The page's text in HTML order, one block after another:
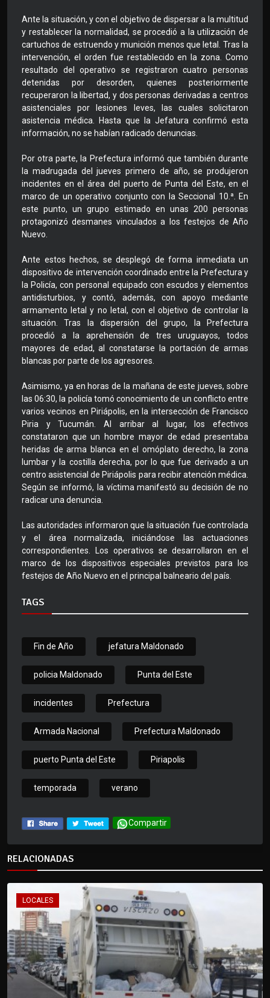
Ante la situación, y con el objetivo de dispersar a la multitud
y restablecer la normalidad, se procedió a la utilización de
cartuchos de estruendo y munición menos que letal. Tras la
intervención, el orden fue restablecido en la zona. Como
resultado del operativo se registraron cuatro personas
detenidas por desorden, quienes posteriormente
recuperaron la libertad, y dos personas derivadas a centros
asistenciales por lesiones leves, las cuales solicitaron
asistencia médica. Hasta que la Jefatura confirmó esta
información, no se habían radicado denuncias.
Por otra parte, la Prefectura informó que también durante
la madrugada del jueves primero de año, se produjeron
incidentes en el área del puerto de Punta del Este, en el
marco de un operativo conjunto con la Seccional 10.ª. En
este punto, un grupo estimado en unas 200 personas
protagonizó desmanes vinculados a los festejos de Año
Nuevo.
Ante estos hechos, se desplegó de forma inmediata un
dispositivo de intervención coordinado entre la Prefectura y
la Policía, con personal equipado con escudos y elementos
antidisturbios, y contó, además, con apoyo mediante
armamento letal y no letal, con el objetivo de controlar la
situación. Tras la dispersión del grupo, la Prefectura
procedió a la aprehensión de tres uruguayos, todos
mayores de edad, al constatarse la portación de armas
blancas por parte de los agresores.
Asimismo, ya en horas de la mañana de este jueves, sobre
las 06:30, la policía tomó conocimiento de un conflicto entre
varios vecinos en Piriápolis, en la intersección de Francisco
Piria y Tucumán. Al arribar al lugar, los efectivos
constataron que un hombre mayor de edad presentaba
heridas de arma blanca en el omóplato derecho, la zona
lumbar y la costilla derecha, por lo que fue derivado a un
centro asistencial de Piriápolis para recibir atención médica.
Según se informó, la víctima manifestó su decisión de no
radicar una denuncia.
Las autoridades informaron que la situación fue controlada
y el área normalizada, iniciándose las actuaciones
correspondientes. Los operativos se desarrollaron en el
marco de los dispositivos especiales previstos para los
festejos de Año Nuevo en el principal balneario del país.
TAGS
Fin de Año jefatura Maldonado
policia Maldonado Punta del Este
incidentes Prefectura
Armada Nacional Prefectura Maldonado
puerto Punta del Este Piriapolis
temporada verano
Compartir
RELACIONADAS
LOCALES